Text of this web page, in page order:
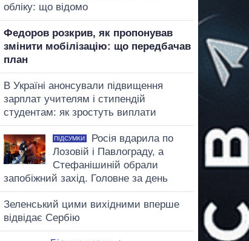
обліку: що відомо
Федоров розкрив, як пропонував
змінити мобілізацію: що передбачав
план
В Україні анонсували підвищення
зарплат учителям і стипендій
студентам: як зростуть виплати
ПІДСУМКИ
Росія вдарила по
Лозовій і Павлограду, а
Стефанішиній обрали
запобіжний захід. Головне за день
Зеленський цими вихідними вперше
відвідає Сербію